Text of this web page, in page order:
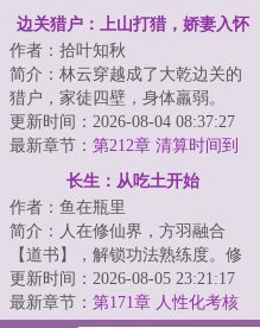
追击和失败
边关猎户：上山打猎，娇妻入怀
作者：拾叶知秋
简介：林云穿越成了大乾边关的
猎户，家徒四壁，身体羸弱。
&lt;br/&gt;荒年暴月，村痞上门逼
债，朝廷要他...
更新时间：2026-08-04 08:37:27
最新章节： 第212章 清算时间到
长生：从吃土开始
作者：鱼在瓶里
简介：人在修仙界，方羽融合
【道书】，解锁功法熟练度。修
仙第一天，谨小慎微，努力吃土
当牛马。修仙第二...
更新时间：2026-08-05 23:21:17
最新章节： 第171章 人性化考核